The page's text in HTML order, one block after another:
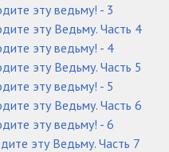
эту ведьму! - 3
эту Ведьму. Часть 4
эту ведьму! - 4
эту Ведьму. Часть 5
эту ведьму! - 5
эту Ведьму. Часть 6
эту ведьму! - 6
эту Ведьму. Часть 7